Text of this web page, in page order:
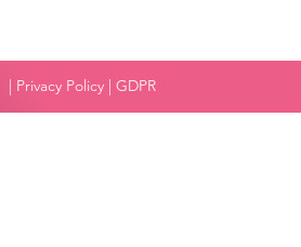
| Privacy Policy| GDPR